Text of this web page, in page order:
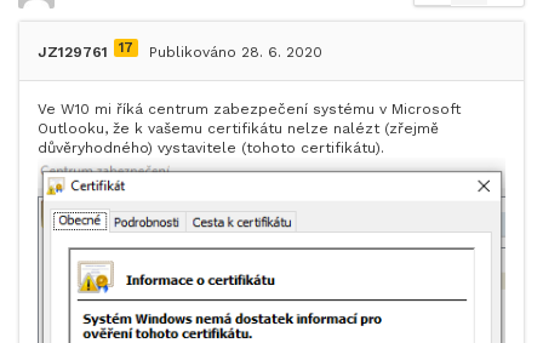
JZ129761 17 Publikováno 28. 6. 2020
Ve W10 mi říká centrum zabezpečení systému v Microsoft
Outlooku, že k vašemu certifikátu nelze nalézt (zřejmě
důvěryhodného) vystavitele (tohoto certifikátu).